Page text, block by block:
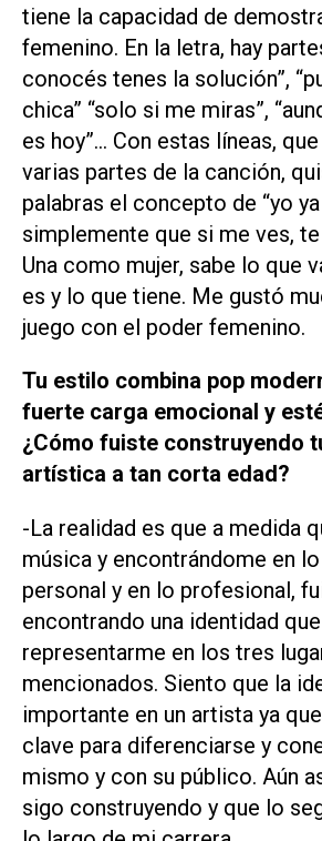
tiene la capacidad de
femenino. En la letra, hay
conocés tenes la solución”,
chica” “solo si me miras”,
es hoy”... Con estas líneas,
varias partes de la canción,
palabras el concepto de “yo
simplemente que si me ves, te
Una como mujer, sabe lo que
es y lo que tiene. Me gustó
juego con el poder femenino.
Tu estilo combina pop
fuerte carga emocional y
¿Cómo fuiste construyendo
artística a tan corta edad?
-La realidad es que a medida
música y encontrándome en
personal y en lo profesional,
encontrando una identidad
representarme en los tres
mencionados. Siento que la
importante en un artista ya
clave para diferenciarse y
mismo y con su público. Aún
sigo construyendo y que lo